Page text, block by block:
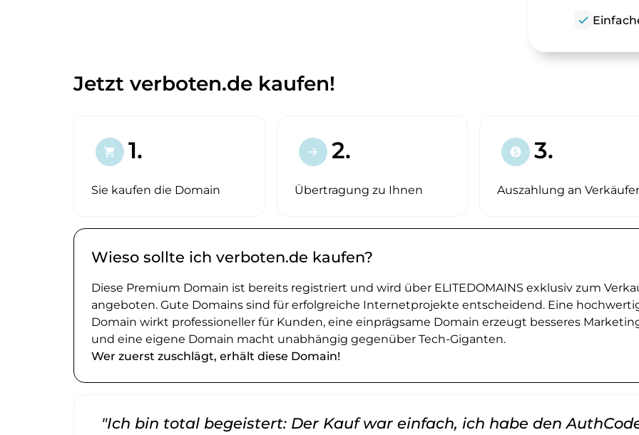
check
Jetzt verboten.de kaufen!
shopping_cart 1.
Sie kaufen die Domain
arrow_forward 2.
Übertragung zu Ihnen
paid 3.
Auszahlung an Verkäufer
Wieso sollte ich verboten.de kaufen?
Diese Premium Domain ist bereits registriert und wird über ELITEDOMAINS exklusiv zum
angeboten. Gute Domains sind für erfolgreiche Internetprojekte entscheidend. Eine
Domain wirkt professioneller für Kunden, eine einprägsame Domain erzeugt besseres
und eine eigene Domain macht unabhängig gegenüber Tech-Giganten.
Wer zuerst zuschlägt, erhält diese Domain!
"Ich bin total begeistert: Der Kauf war einfach, ich habe den